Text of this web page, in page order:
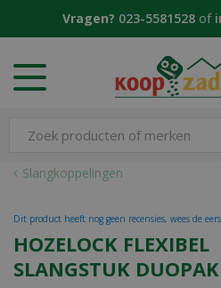
Slangkoppelingen
Vragen? 023-5581528 of
HOZELOCK FLEXIBEL
SLANGSTUK DUOPAK
Dit product heeft nog geen recensies, wees de